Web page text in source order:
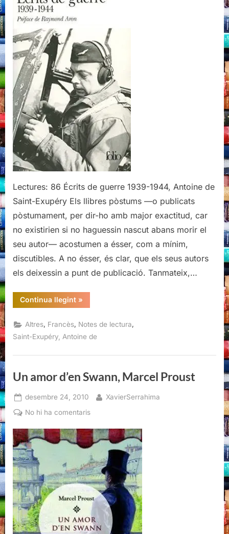
1939-
Antoine
de
Saint-
Exupéry
Lectures: 86 Écrits de guerre 1939-1944, Antoine de
Saint-Exupéry Els llibres pòstums —o publicats
pòstumament, per dir-ho amb major exactitud, car
no existirien si no haguessin nascut abans morir el
seu autor— acostumen a ésser, com a mínim,
discutibles. A no ésser, és clar, que els seus autors
els deixessin a punt de publicació. Tanmateix,…
Continua llegint“Écrits
de
1939-
1944,
Antoine
de
Exupéry”
»
Altres, Francès, Notes de lectura,
Saint-Exupéry, Antoine de
Un amor d’en Swann, Marcel Proust
Posted
on
desembre 24, 2010 By
XavierSerrahima
No hi ha comentarisa
amor
d’en
Swann,
Marcel
Proust